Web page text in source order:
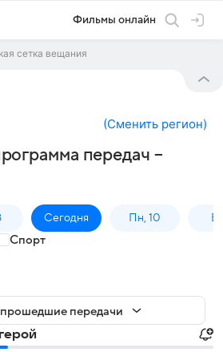
Фильмы онлайн
сетка вещания
(Сменить регион)
передач –
Сегодня Пн, 10
Спорт
прошедшие передачи